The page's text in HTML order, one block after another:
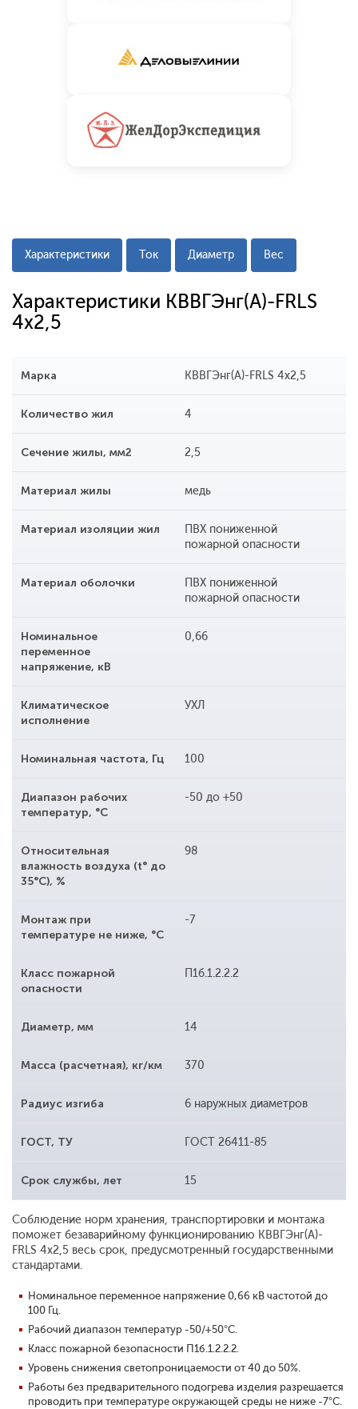
Характеристики Ток Диаметр Вес
Характеристики КВВГЭнг(A)-FRLS
4x2,5
Марка КВВГЭнг(A)-FRLS 4x2,5
Количество жил 4
Сечение жилы, мм2 2,5
Материал жилы медь
Материал изоляции жил
ПВХ пониженной
пожарной опасности
Материал оболочки
ПВХ пониженной
пожарной опасности
Номинальное
переменное
напряжение, кВ
0,66
Климатическое
исполнение
УХЛ
Номинальная частота, Гц 100
Диапазон рабочих
температур, °С
-50 до +50
Относительная
влажность воздуха (t° до
35°С), %
98
Монтаж при
температуре не ниже, °С
-7
Класс пожарной
опасности
П1б.1.2.2.2
Диаметр, мм 14
Масса (расчетная), кг/км 370
Радиус изгиба 6 наружных диаметров
ГОСТ, ТУ ГОСТ 26411-85
Срок службы, лет 15
Соблюдение норм хранения, транспортировки и монтажа
поможет безаварийному функционированию КВВГЭнг(A)-
FRLS 4x2,5 весь срок, предусмотренный государственными
стандартами.
Номинальное переменное напряжение 0,66 кВ частотой до
100 Гц.
Рабочий диапазон температур -50/+50°С.
Класс пожарной безопасности П1б.1.2.2.2.
Уровень снижения светопроницаемости от 40 до 50%.
Работы без предварительного подогрева изделия разрешается
проводить при температуре окружающей среды не ниже -7°С.